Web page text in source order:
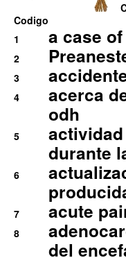
Codigo
1
a case
2
3
4
acerca
odh
5
durante
6
7 acute
8
del